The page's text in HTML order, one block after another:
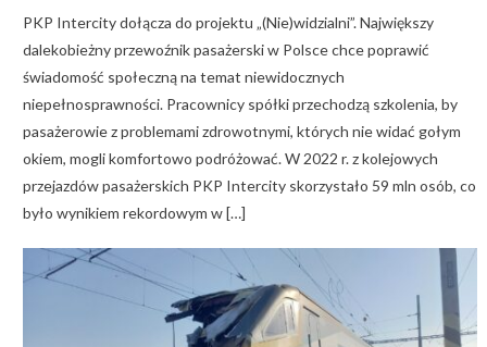
PKP Intercity dołącza do projektu „(Nie)widzialni”. Największy
dalekobieżny przewoźnik pasażerski w Polsce chce poprawić
świadomość społeczną na temat niewidocznych
niepełnosprawności. Pracownicy spółki przechodzą szkolenia, by
pasażerowie z problemami zdrowotnymi, których nie widać gołym
okiem, mogli komfortowo podróżować. W 2022 r. z kolejowych
przejazdów pasażerskich PKP Intercity skorzystało 59 mln osób, co
było wynikiem rekordowym w […]